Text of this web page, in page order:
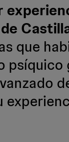
que
psíquico